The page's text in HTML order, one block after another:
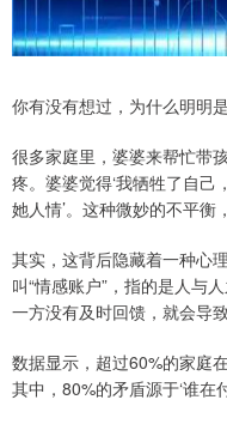
你有没有想过，为什么明明
很多家庭里，婆婆来帮忙带
疼。婆婆觉得‘我牺牲了自己
她人情’。这种微妙的不平衡
其实，这背后隐藏着一种
叫“情感账户”，指的是人与
一方没有及时回馈，就会导
数据显示，超过60%的家庭
其中，80%的矛盾源于‘谁在